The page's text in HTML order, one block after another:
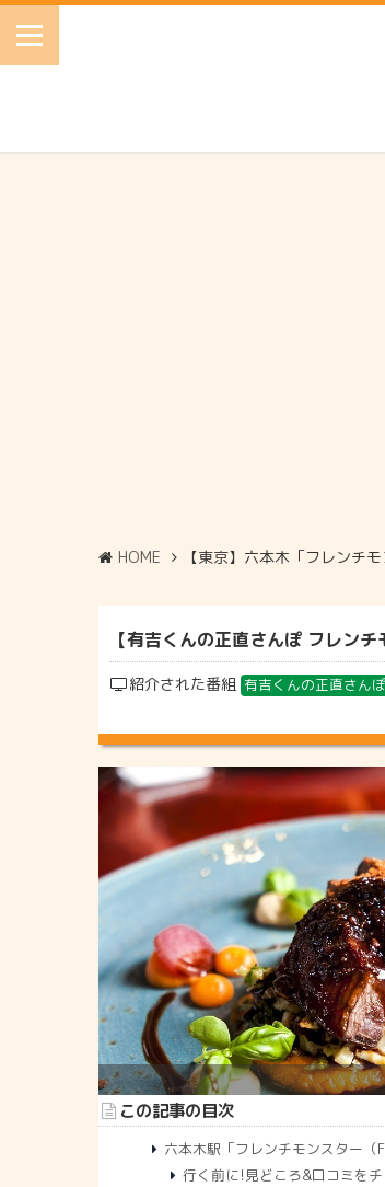
HOME 【東京】六本木「フレンチモ
【有吉くんの正直さんぽ フレン
紹介された番組 有吉くんの正直さんぽ
この記事の目次
六本木駅「フレンチモンスター（
行く前に!見どころ&口コミをチ